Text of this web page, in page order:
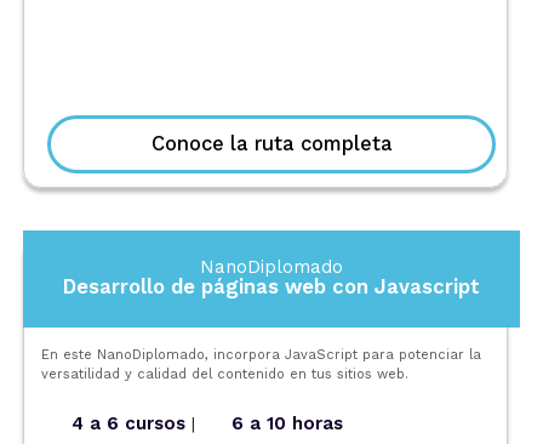
Conoce la ruta completa
NanoDiplomado
Desarrollo de páginas web con Javascript
En este NanoDiplomado, incorpora JavaScript para potenciar la
versatilidad y calidad del contenido en tus sitios web.
4 a 6 cursos| 6 a 10 horas